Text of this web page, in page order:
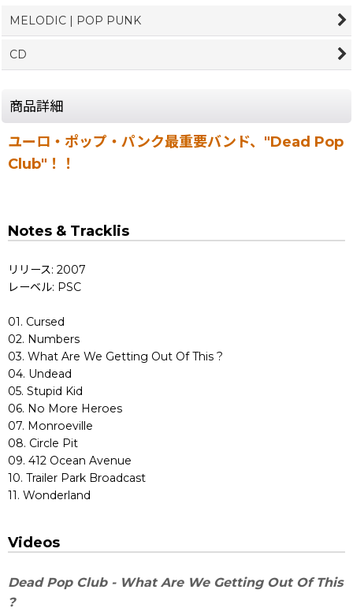
MELODIC | POP PUNK
CD
商品詳細
ユーロ・ポップ・パンク最重要バンド、"Dead Pop
Club"！！
Notes & Tracklis
リリース: 2007
レーベル: PSC
01. Cursed
02. Numbers
03. What Are We Getting Out Of This ?
04. Undead
05. Stupid Kid
06. No More Heroes
07. Monroeville
08. Circle Pit
09. 412 Ocean Avenue
10. Trailer Park Broadcast
11. Wonderland
Videos
Dead Pop Club - What Are We Getting Out Of This
?